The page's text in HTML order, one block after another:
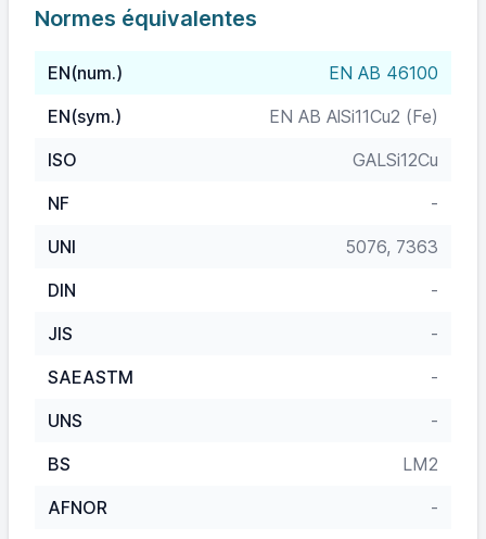
Normes équivalentes
EN(num.)
EN AB 46100
EN(sym.)
EN AB AlSi11Cu2 (Fe)
ISO
GALSi12Cu
NF
-
UNI
5076, 7363
DIN
-
JIS
-
SAEASTM
-
UNS
-
BS
LM2
AFNOR
-